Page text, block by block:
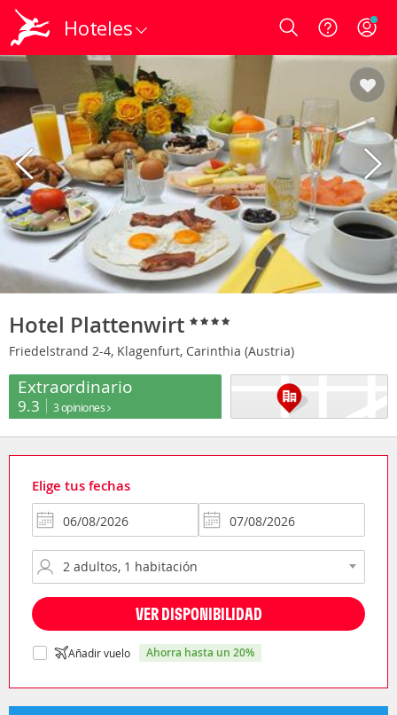
Hoteles Login
Hotel Plattenwirt
Friedelstrand 2-4, Klagenfurt, Carinthia (Austria)
Extraordinario
9.3 3 opiniones
Elige tus fechas
VER DISPONIBILIDAD
Añadir vuelo ahorra hasta un 20%